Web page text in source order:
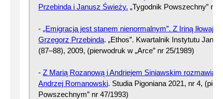
Przebinda i Janusz Świeży. „Tygodnik Powszechny” nr
- „Emigracja jest stanem nienormalnym”. Z Iriną
Grzegorz Przebinda. „Ethos”. Kwartalnik Instytutu Jana
(87–88), 2009, (pierwodruk w „Arce” nr 25/1989)
- Z Marią Rozanową i Andriejem Siniawskim
Andrzej Romanowski. Studia Pigoniana 2021, nr 4,
Powszechnym” nr 47/1993)